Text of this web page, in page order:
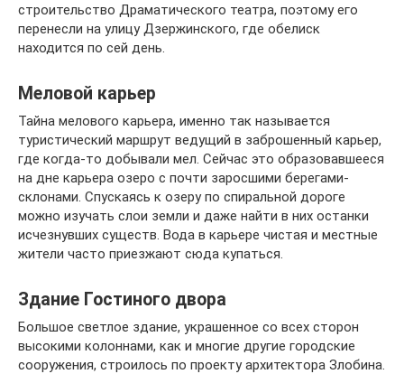
строительство Драматического театра, поэтому его
перенесли на улицу Дзержинского, где обелиск
находится по сей день.
Меловой карьер
Тайна мелового карьера, именно так называется
туристический маршрут ведущий в заброшенный карьер,
где когда-то добывали мел. Сейчас это образовавшееся
на дне карьера озеро с почти заросшими берегами-
склонами. Спускаясь к озеру по спиральной дороге
можно изучать слои земли и даже найти в них останки
исчезнувших существ. Вода в карьере чистая и местные
жители часто приезжают сюда купаться.
Здание Гостиного двора
Большое светлое здание, украшенное со всех сторон
высокими колоннами, как и многие другие городские
сооружения, строилось по проекту архитектора Злобина.